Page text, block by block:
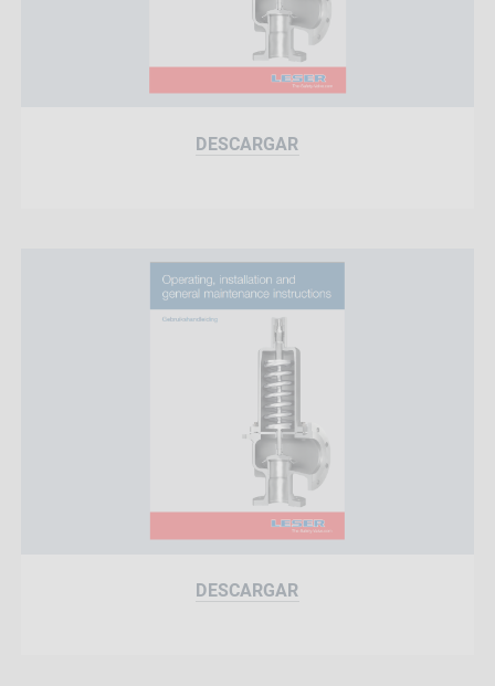
DESCARGAR
DESCARGAR